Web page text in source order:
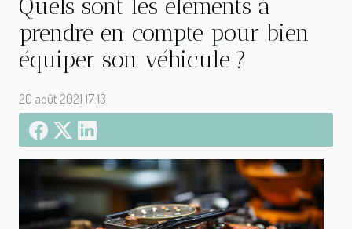
Quels sont les éléments à
prendre en compte pour bien
équiper son véhicule ?
20 août 2021 17:13